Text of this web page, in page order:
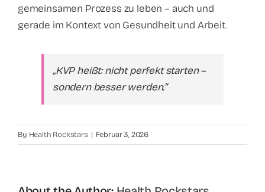
gemeinsamen Prozess zu leben – auch und
gerade im Kontext von Gesundheit und Arbeit.
„KVP heißt: nicht perfekt starten –
sondern besser werden.“
By Health Rockstars | Februar 3, 2026